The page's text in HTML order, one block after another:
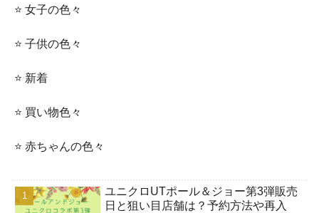
⭐️ 女子の色々
⭐️ 子供の色々
⭐️ 新着
⭐️ 買い物色々
⭐️ 赤ちゃんの色々
ユニクロUTポール＆ジョー第3弾販売
日と狙い目店舗は？予約方法や再入